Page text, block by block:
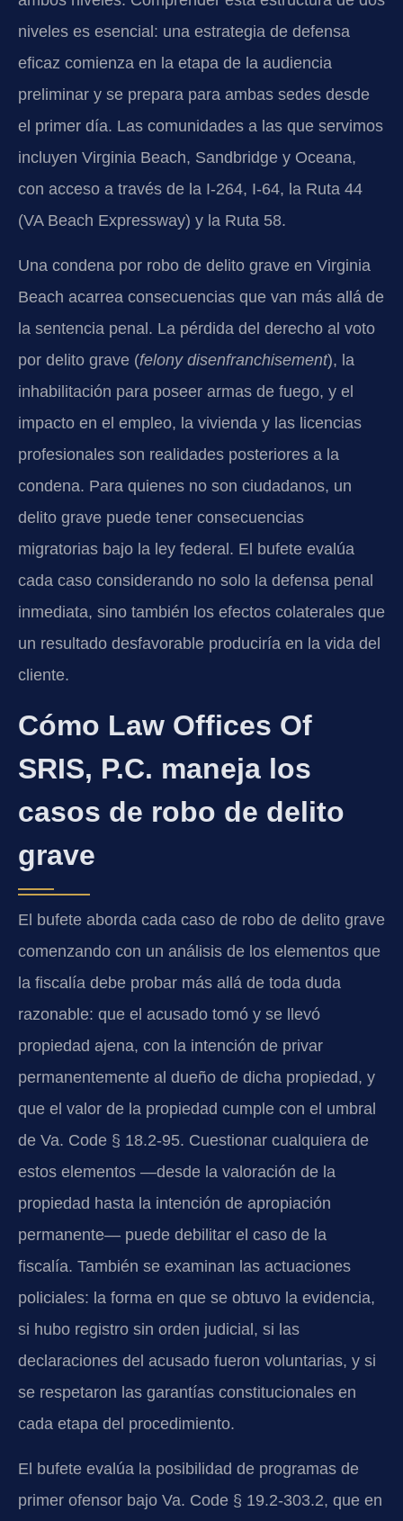
niveles es esencial: una estrategia de defensa
eficaz comienza en la etapa de la audiencia
preliminar y se prepara para ambas sedes desde
el primer día. Las comunidades a las que servimos
incluyen Virginia Beach, Sandbridge y Oceana,
con acceso a través de la I-264, I-64, la Ruta 44
(VA Beach Expressway) y la Ruta 58.
Una condena por robo de delito grave en Virginia
Beach acarrea consecuencias que van más allá de
la sentencia penal. La pérdida del derecho al voto
por delito grave (felony disenfranchisement), la
inhabilitación para poseer armas de fuego, y el
impacto en el empleo, la vivienda y las licencias
profesionales son realidades posteriores a la
condena. Para quienes no son ciudadanos, un
delito grave puede tener consecuencias
migratorias bajo la ley federal. El bufete evalúa
cada caso considerando no solo la defensa penal
inmediata, sino también los efectos colaterales que
un resultado desfavorable produciría en la vida del
cliente.
Cómo Law Offices Of
SRIS, P.C. maneja los
casos de robo de delito
grave
El bufete aborda cada caso de robo de delito grave
comenzando con un análisis de los elementos que
la fiscalía debe probar más allá de toda duda
razonable: que el acusado tomó y se llevó
propiedad ajena, con la intención de privar
permanentemente al dueño de dicha propiedad, y
que el valor de la propiedad cumple con el umbral
de Va. Code § 18.2-95. Cuestionar cualquiera de
estos elementos —desde la valoración de la
propiedad hasta la intención de apropiación
permanente— puede debilitar el caso de la
fiscalía. También se examinan las actuaciones
policiales: la forma en que se obtuvo la evidencia,
si hubo registro sin orden judicial, si las
declaraciones del acusado fueron voluntarias, y si
se respetaron las garantías constitucionales en
cada etapa del procedimiento.
El bufete evalúa la posibilidad de programas de
primer ofensor bajo Va. Code § 19.2-303.2, que en